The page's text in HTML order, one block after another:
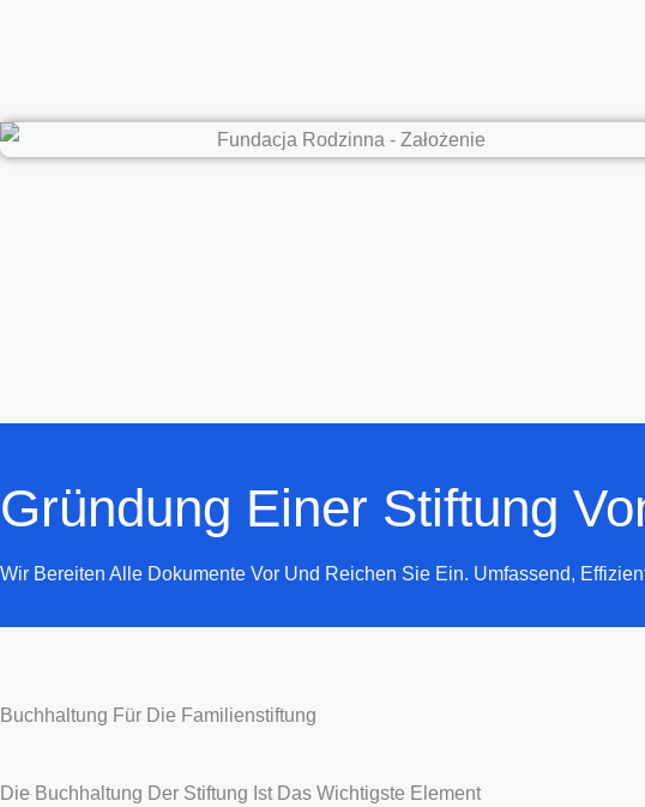
Gründung Einer Stiftung
Wir Bereiten Alle Dokumente Vor Und Reichen Sie Ein. Umfassend,
Buchhaltung Für Die Familienstiftung
Die Buchhaltung Der Stiftung Ist Das Wichtigste Element